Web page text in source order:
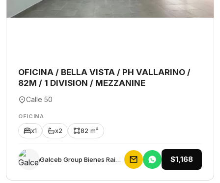
OFICINA / BELLA VISTA / PH VALLARINO /
82M / 1 DIVISION / MEZZANINE
Calle 50
OFICINA
x1 x2 82 m²
Galceb Group Bienes Raices $1,168